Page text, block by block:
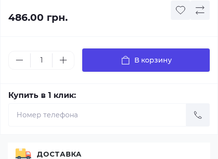
486.00 грн.
В корзину
Купить в 1 клик:
ДОСТАВКА